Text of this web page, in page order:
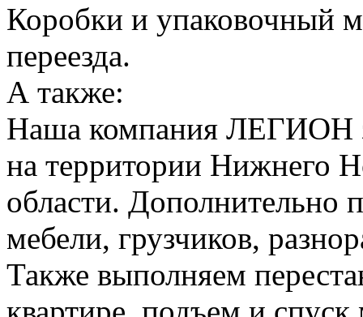
Коробки и упаковочный
переезда.
А также:
Наша компания ЛЕГИОН
на территории Нижнего
области. Дополнительно
мебели, грузчиков,
Также выполняем